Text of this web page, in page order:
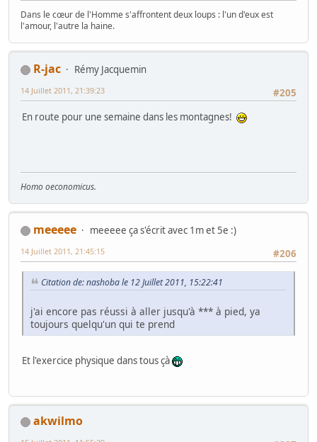
Dans le cœur de l'Homme s'affrontent deux loups : l'un d'eux est
l'amour, l'autre la haine.
R-jac
Rémy Jacquemin
#205
14 Juillet 2011, 21:39:23
En route pour une semaine dans les montagnes!
Homo oeconomicus.
meeeee
meeeee ça s'écrit avec 1m et 5e :)
#206
14 Juillet 2011, 21:45:15
Citation de: nashoba le 12 Juillet 2011, 15:22:41
j'ai encore pas réussi à aller jusqu'à *** à pied, ya
toujours quelqu'un qui te prend
Et l'exercice physique dans tous çà
akwilmo